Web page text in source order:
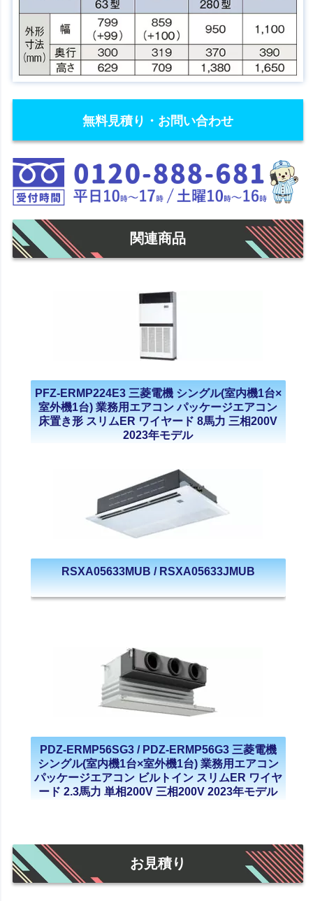
無料見積り・お問い合わせ
関連商品
PFZ-ERMP224E3 三菱電機 シングル(室内機1台×
室外機1台) 業務用エアコン パッケージエアコン
床置き形 スリムER ワイヤード 8馬力 三相200V
2023年モデル
RSXA05633MUB / RSXA05633JMUB
PDZ-ERMP56SG3 / PDZ-ERMP56G3 三菱電機
シングル(室内機1台×室外機1台) 業務用エアコン
パッケージエアコン ビルトイン スリムER ワイヤ
ード 2.3馬力 単相200V 三相200V 2023年モデル
お見積り